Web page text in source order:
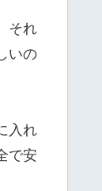
それ
いの
入れ
で安